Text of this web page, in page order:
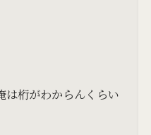
は桁がわからんくらい